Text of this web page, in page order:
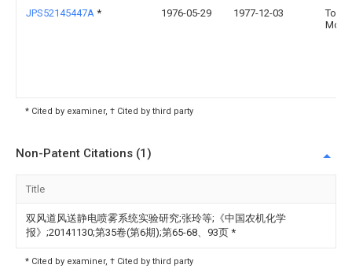
JPS52145447A * 1976-05-29 1977-12-03
* Cited by examiner, † Cited by third party
Non-Patent Citations (1)
Title
双风道风送静电喷雾系统实验研究;张玲等;《中国农机化学
报》;20141130;第35卷(第6期);第65-68、93页 *
* Cited by examiner, † Cited by third party